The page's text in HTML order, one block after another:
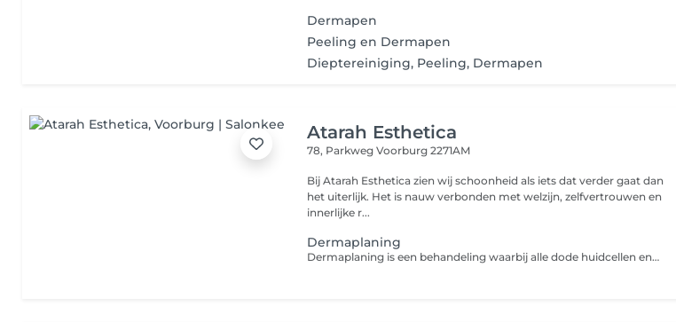
Dermapen
Peeling en Dermapen
Dieptereiniging, Peeling, Dermapen
Atarah Esthetica
78, ParkwegVoorburg 2271AM
Bij Atarah Esthetica zien wij schoonheid als iets dat verder gaat dan
het uiterlijk. Het is nauw verbonden met welzijn, zelfvertrouwen en
innerlijke r...
Dermaplaning
Dermaplaning is een behandeling waarbij alle dode huidcellen en donsharen door middel van een, speciaal voor dermaplaning ontworpen, steriel chirurgisch mesje verwijderd worden. Het is een manuele exfoliatie techniek en zorgt direct voor een zachte, soepele en stralende huid.